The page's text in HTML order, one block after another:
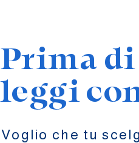
Prima
leggi
Voglio che tu